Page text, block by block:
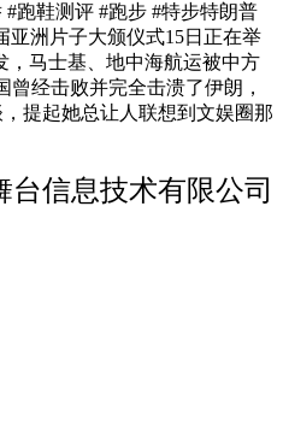
跑鞋测评 #跑步 #特步特朗普
亚洲片子大颁仪式15日正在举
，马士基、地中海航运被中方
经击败并完全击溃了伊朗，
提起她总让人联想到文娱圈那
信息技术有限公司